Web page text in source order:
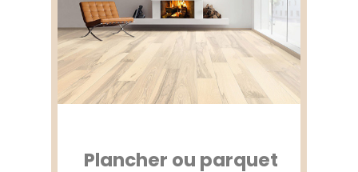
Plancher ou parquet